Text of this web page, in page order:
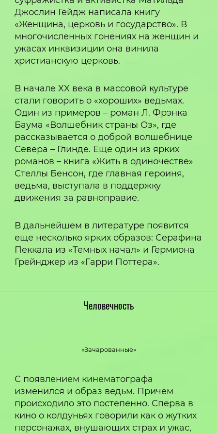
Джослин Гейдж написала книгу
«Женщина, церковь и государство». В
многочисленных гонениях на женщин и
ужасах инквизиции она винила
христианскую церковь.
В начале XX века в массовой культуре
стали говорить о «хороших» ведьмах.
Один из примеров – роман Л. Фрэнка
Баума «Волшебник страны Оз», где
рассказывается о доброй волшебнице
Севера – Глинде. Еще один из ярких
романов – книга «Жить в одиночестве»
Стеллы Бенсон, где главная героиня,
ведьма, выступала в поддержку
движения за равноправие.
В дальнейшем в литературе появится
еще несколько ярких образов: Серафина
Пеккала из «Темных начал» и Гермиона
Грейнджер из «Гарри Поттера».
Человечность
«Зачарованные»
С появлением кинематографа
изменился и образ ведьм. Причем
происходило это постепенно. Сперва в
кино о колдуньях говорили как о жутких
персонажах, внушающих страх и ужас,